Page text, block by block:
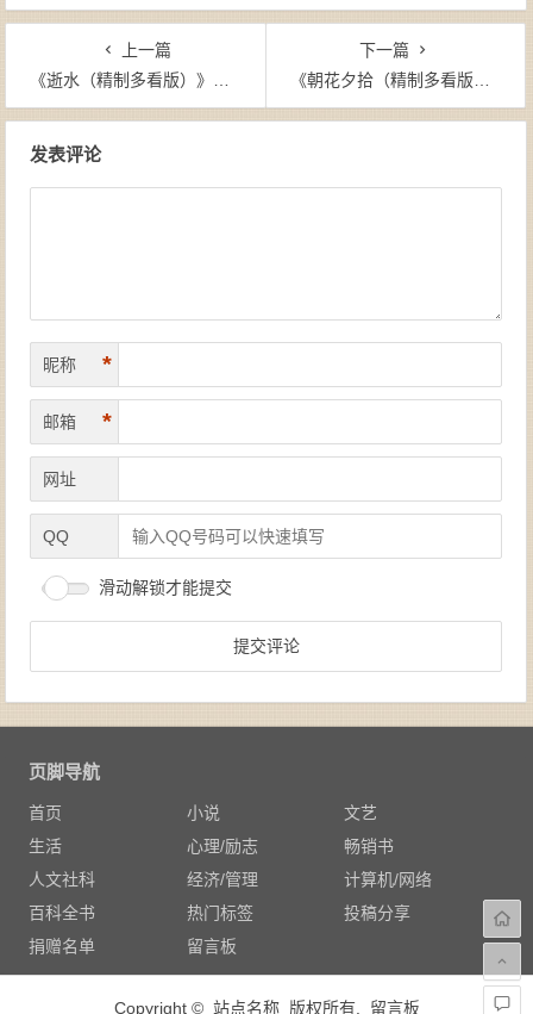
上一篇
《逝水（精制多看版）》汪曾祺（作者）-epub+mobi
下一篇
《朝花夕拾（精制多看版）》鲁迅（作者）-epub+mobi
发表评论
昵称 *
邮箱 *
网址
QQ
滑动解锁才能提交
页脚导航
首页 小说
文艺
生活
心理/励志
畅销书
人文社科
经济/管理
计算机/网络
百科全书
热门标签
投稿分享
捐赠名单
留言板
Copyright © 站点名称 版权所有. 留言板